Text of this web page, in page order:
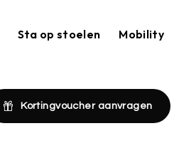
Sta op stoelen Mobility
Kortingvoucher aanvragen